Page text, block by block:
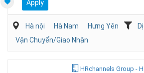
Apply
Hà nội Hà Nam Hưng Yên
Vận Chuyển/Giao Nhận
HRchannels Group -